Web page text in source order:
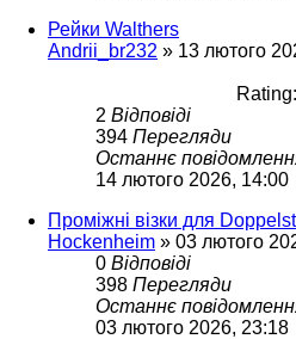
Рейки Walthers
Andrii_br232 » 13 лютого
2 Відповіді
394 Перегляди
Останнє
14 лютого 2026, 14:00
Проміжні візки для
Hockenheim » 03 лютого
0 Відповіді
398 Перегляди
Останнє
03 лютого 2026, 23:18